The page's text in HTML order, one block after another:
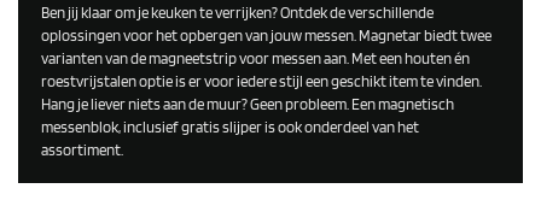
Ben jij klaar om je keuken te verrijken? Ontdek de verschillende
oplossingen voor het opbergen van jouw messen. Magnetar biedt twee
varianten van de magneetstrip voor messen aan. Met een houten én
roestvrijstalen optie is er voor iedere stijl een geschikt item te vinden.
Hang je liever niets aan de muur? Geen probleem. Een magnetisch
messenblok, inclusief gratis slijper is ook onderdeel van het
assortiment.